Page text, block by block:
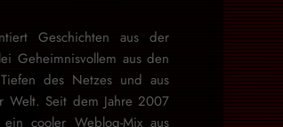
Geschichten aus der
Geheimnisvollem aus den
des Netzes und aus
Welt. Seit dem Jahre 2007
cooler Weblog-Mix aus